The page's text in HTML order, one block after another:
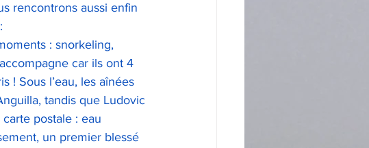
rencontrons aussi enfin
: snorkeling,
car ils ont 4
! Sous l’eau, les aînées
tandis que Ludovic
postale : eau
un premier blessé